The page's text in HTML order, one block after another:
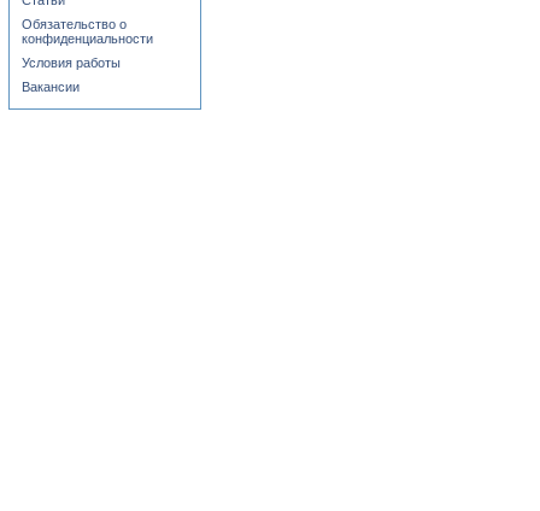
Обязательство о
конфиденциальности
Условия работы
Вакансии